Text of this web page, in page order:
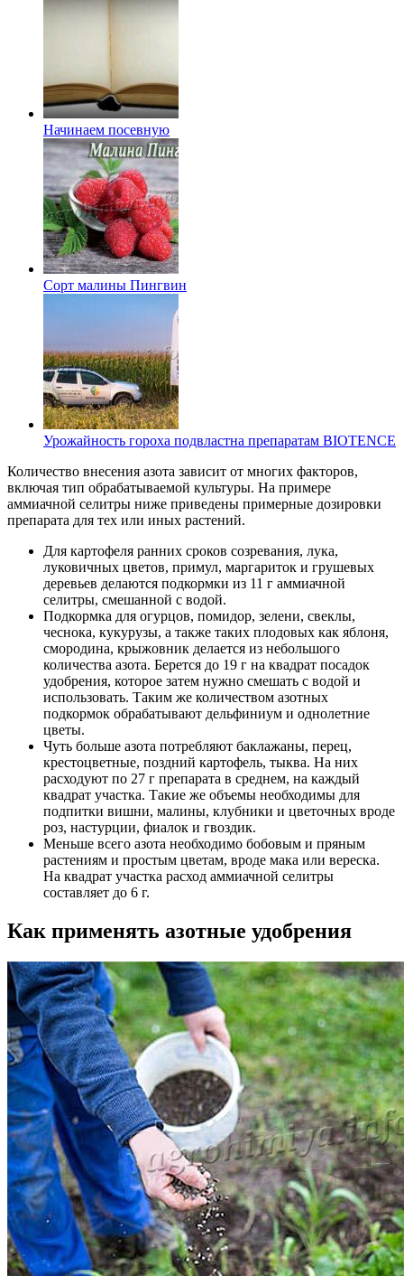
Начинаем посевную
Сорт малины Пингвин
Урожайность гороха подвластна препаратам BIOTENCE
Количество внесения азота зависит от многих факторов,
включая тип обрабатываемой культуры. На примере
аммиачной селитры ниже приведены примерные дозировки
препарата для тех или иных растений.
Для картофеля ранних сроков созревания, лука,
луковичных цветов, примул, маргариток и грушевых
деревьев делаются подкормки из 11 г аммиачной
селитры, смешанной с водой.
Подкормка для огурцов, помидор, зелени, свеклы,
чеснока, кукурузы, а также таких плодовых как яблоня,
смородина, крыжовник делается из небольшого
количества азота. Берется до 19 г на квадрат посадок
удобрения, которое затем нужно смешать с водой и
использовать. Таким же количеством азотных
подкормок обрабатывают дельфиниум и однолетние
цветы.
Чуть больше азота потребляют баклажаны, перец,
крестоцветные, поздний картофель, тыква. На них
расходуют по 27 г препарата в среднем, на каждый
квадрат участка. Такие же объемы необходимы для
подпитки вишни, малины, клубники и цветочных вроде
роз, настурции, фиалок и гвоздик.
Меньше всего азота необходимо бобовым и пряным
растениям и простым цветам, вроде мака или вереска.
На квадрат участка расход аммиачной селитры
составляет до 6 г.
Как применять азотные удобрения